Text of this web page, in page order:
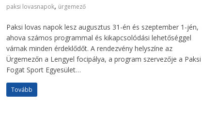
paksi lovasnapok, ürgemező
Paksi lovas napok lesz augusztus 31-én és szeptember 1-jén,
ahova számos programmal és kikapcsolódási lehetőséggel
várnak minden érdeklődőt. A rendezvény helyszíne az
Ürgemezőn a Lengyel focipálya, a program szervezője a Paksi
Fogat Sport Egyesület…
Tovább